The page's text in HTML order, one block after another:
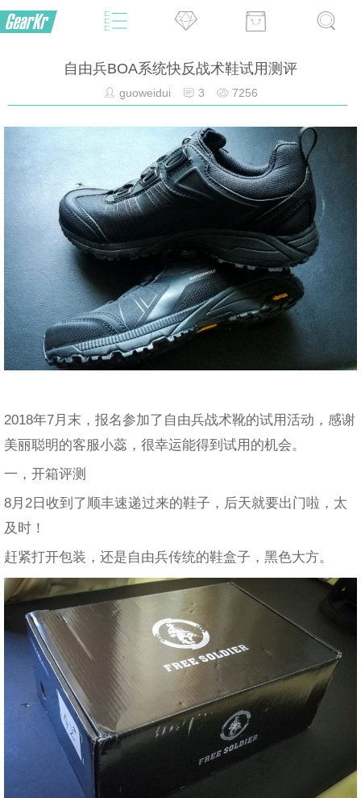
自由兵BOA系统快反战术鞋试用测评
guoweidui 3 7256
2018年7月末，报名参加了自由兵战术靴的试用活动，感谢
美丽聪明的客服小蕊，很幸运能得到试用的机会。
一，开箱评测
8月2日收到了顺丰速递过来的鞋子，后天就要出门啦，太
及时！
赶紧打开包装，还是自由兵传统的鞋盒子，黑色大方。